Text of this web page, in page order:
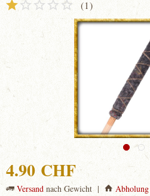
(1)
4.90 CHF
Versandnach Gewicht | Abholung